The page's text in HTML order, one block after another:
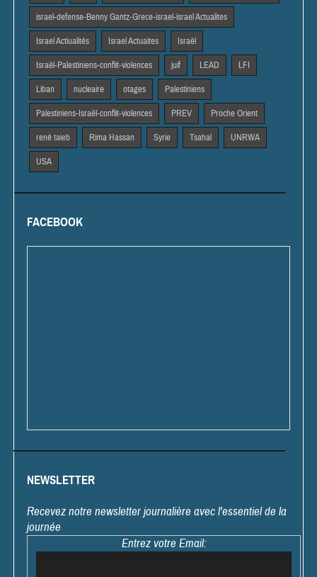
israel-defense-Benny Gantz-Grece-israel-israel Actualites
Israel Actiualités Israel Actuaites Israël
Israël-Palestiniens-conflit-violences juif LEAD LFI
Liban nucleaire otages Palestiniens
Palestiniens-Israël-conflit-violences PREV Proche Orient
rené taieb Rima Hassan Syrie Tsahal UNRWA
USA
FACEBOOK
NEWSLETTER
Recevez notre newsletter journalière avec l'essentiel de la
journée
Entrez votre Email: